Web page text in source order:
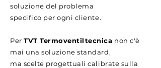
soluzione del problema
specifico per ogni cliente.
PerTVT Termoventiltecnica non c'è
mai una soluzione standard,
ma scelte progettuali calibrate sulla